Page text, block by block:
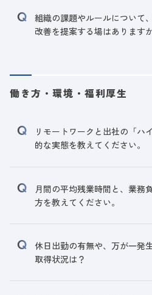
組織の課題やルールについて
改善を提案する場はあります
働き方・環境・福利厚生
リモートワークと出社の「ハ
的な実態を教えてください。
月間の平均残業時間と、業務
方を教えてください。
休日出勤の有無や、万が一発
取得状況は？